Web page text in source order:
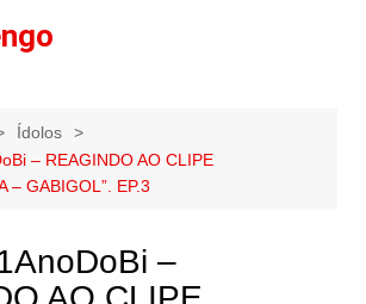
Ídolos
– REAGINDO AO CLIPE
– GABIGOL”. EP.3
–